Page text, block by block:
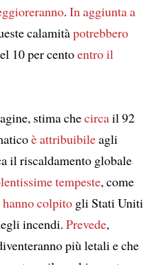
. In aggiunta a
calamitàpotrebbero
10 per centoentro il
stima checircail 92
è attribuibileagli
il riscaldamento globale
tempeste, come
hanno colpitogli Stati Uniti
incendi. Prevede,
più letali e che